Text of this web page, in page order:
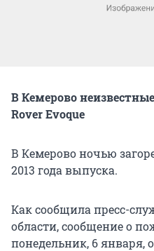
В Кемерово
Rover Evoque
В Кемерово ночью
2013 года выпуска.
Как сообщила пресс-
области, сообщение о
понедельник, 6 января,